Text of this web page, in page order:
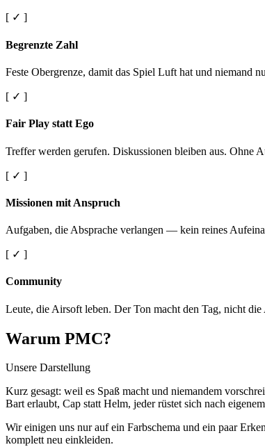
[ ✓ ]
Begrenzte Zahl
Feste Obergrenze, damit das Spiel Luft hat und niemand
[ ✓ ]
Fair Play statt Ego
Treffer werden gerufen. Diskussionen bleiben aus. Ohne
[ ✓ ]
Missionen mit Anspruch
Aufgaben, die Absprache verlangen — kein reines
[ ✓ ]
Community
Leute, die Airsoft leben. Der Ton macht den Tag, nicht die
Warum PMC?
Unsere Darstellung
Kurz gesagt: weil es Spaß macht und niemandem
Bart erlaubt, Cap statt Helm, jeder rüstet sich nach
Wir einigen uns nur auf ein Farbschema und ein paar
komplett neu einkleiden.